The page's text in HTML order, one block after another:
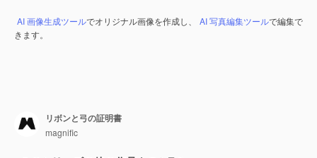
AI 画像生成ツールでオリジナル画像を作成し、 AI 写真編集ツールで編集で
きます。
リボンと弓の証明書
magnific